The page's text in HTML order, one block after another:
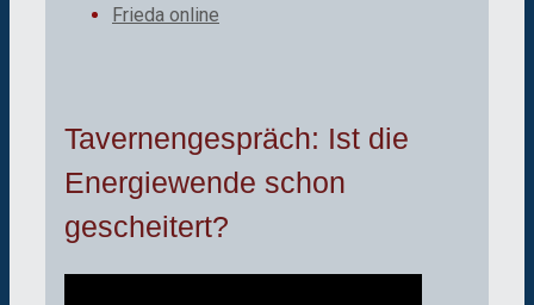
Frieda online
Tavernengespräch: Ist die
Energiewende schon
gescheitert?